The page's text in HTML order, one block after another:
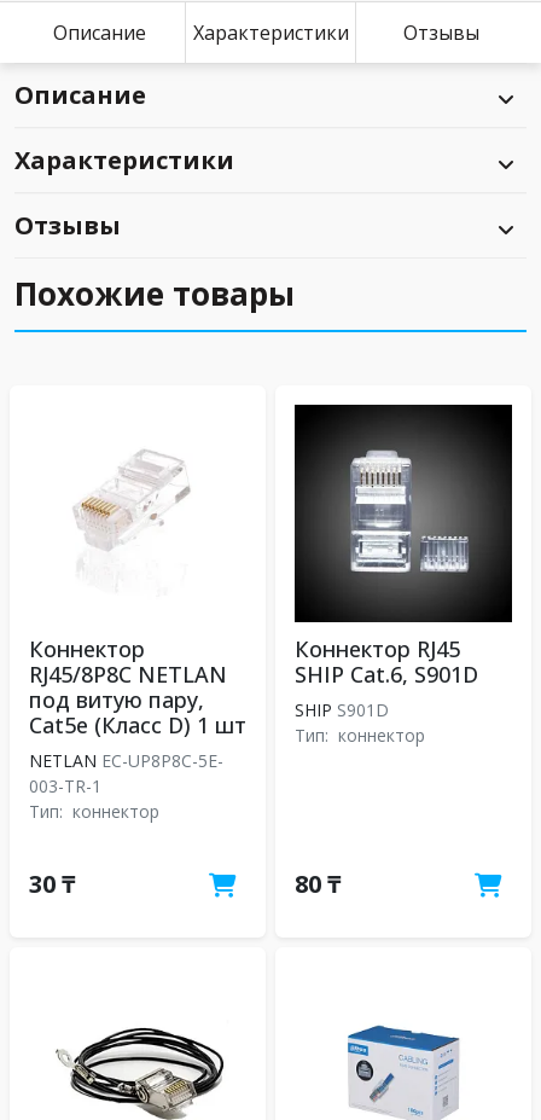
Описание Характеристики Отзывы
Описание
Характеристики
Отзывы
Похожие товары
Коннектор
RJ45/8P8C NETLAN
под витую пару,
Cat5e (Класс D) 1 шт
NETLAN EC-UP8P8C-5E-
003-TR-1
Тип: коннектор
30 ₸
Коннектор RJ45
SHIP Cat.6, S901D
SHIP S901D
Тип: коннектор
80 ₸